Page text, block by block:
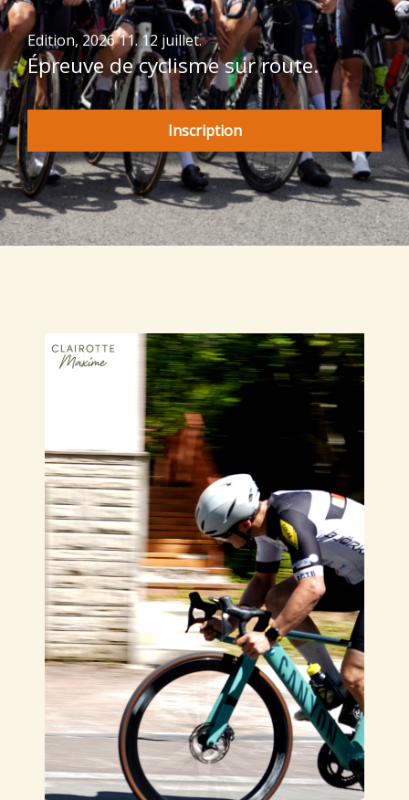
Edition, 2026 11. 12 juillet.
Épreuve de cyclisme sur route.
Inscription